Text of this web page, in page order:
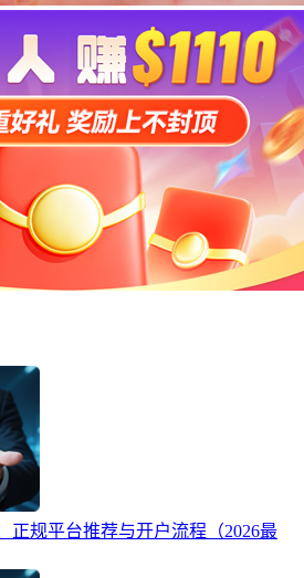
正规平台推荐与开户流程（2026最